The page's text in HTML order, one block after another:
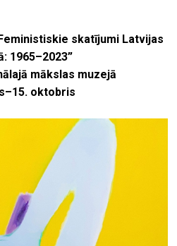
skatījumi Latvijas
1965–2023”
mākslas muzejā
oktobris